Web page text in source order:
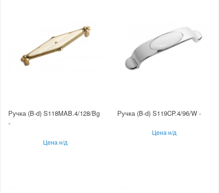
Ручка (B-d) S118MAB.4/128/Bg
-
Цена н/д
Ручка (B-d) S119CP.4/96/W -
Цена н/д